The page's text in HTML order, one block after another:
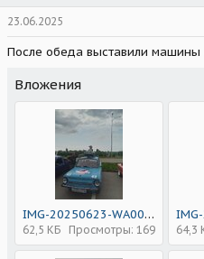
23.06.2025
После обеда выставили машины
Вложения
IMG-20250623-WA0099.jpg
62,5 КБ Просмотры: 169 64,3